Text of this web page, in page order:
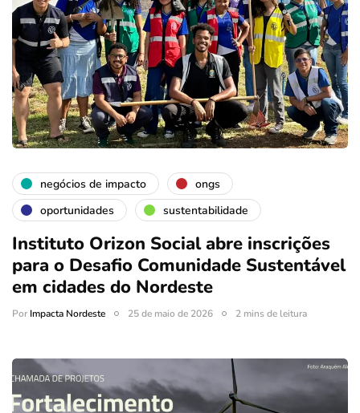
negócios de impacto
ongs
oportunidades
sustentabilidade
Instituto Orizon Social abre inscrições
para o Desafio Comunidade Sustentável
em cidades do Nordeste
PorImpacta Nordeste 25 de maio de 2026 2 mins de leitura